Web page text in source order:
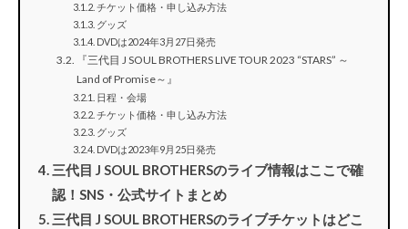
チケット価格・申し込み方法
グッズ
DVDは2024年3月27日発売
『三代目 J SOUL BROTHERS LIVE TOUR 2023 “STARS” ～
Land of Promise～』
日程・会場
チケット価格・申し込み方法
グッズ
DVDは2023年9月25日発売
三代目 J SOUL BROTHERSのライブ情報はここで確
認！SNS・公式サイトまとめ
三代目 J SOUL BROTHERSのライブチケットはどこ